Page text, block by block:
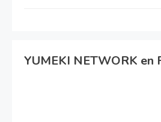
YUMEKI NETWORK en